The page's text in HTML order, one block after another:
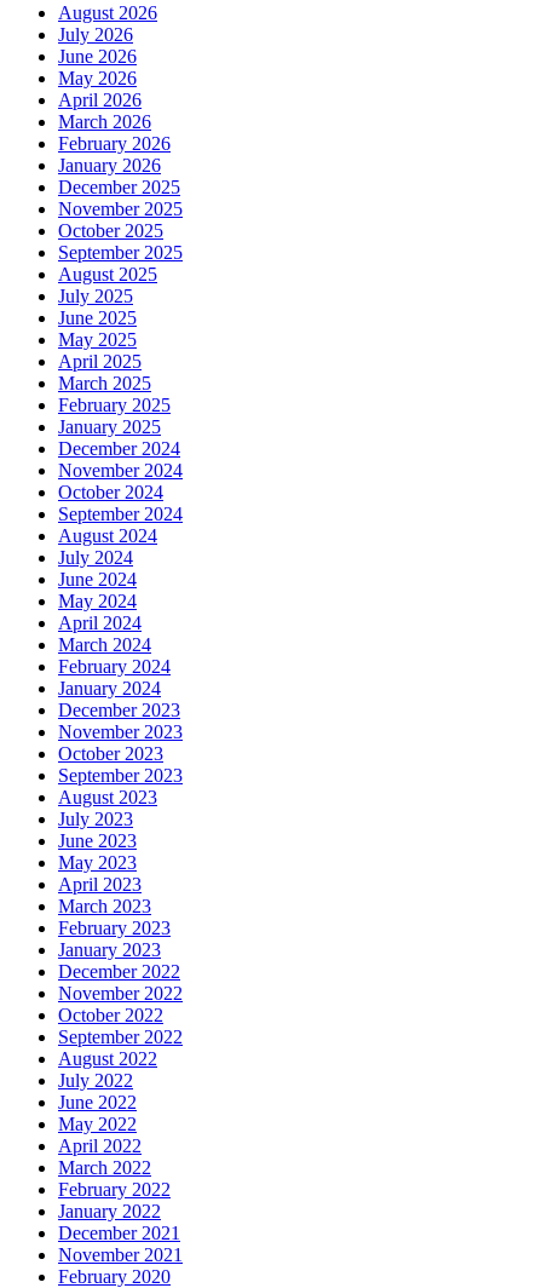
August 2026
July 2026
June 2026
May 2026
April 2026
March 2026
February 2026
January 2026
December 2025
November 2025
October 2025
September 2025
August 2025
July 2025
June 2025
May 2025
April 2025
March 2025
February 2025
January 2025
December 2024
November 2024
October 2024
September 2024
August 2024
July 2024
June 2024
May 2024
April 2024
March 2024
February 2024
January 2024
December 2023
November 2023
October 2023
September 2023
August 2023
July 2023
June 2023
May 2023
April 2023
March 2023
February 2023
January 2023
December 2022
November 2022
October 2022
September 2022
August 2022
July 2022
June 2022
May 2022
April 2022
March 2022
February 2022
January 2022
December 2021
November 2021
February 2020